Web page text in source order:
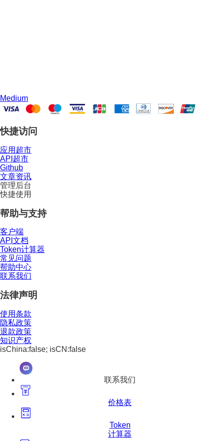
Medium
快捷访问
应用超市
API超市
Github
文章资讯
管理后台
快捷使用
帮助与支持
客户端
API文档
Token计算器
常见问题
帮助中心
联系我们
法律声明
使用条款
隐私政策
退款政策
知识产权
isChina:false; isCN:false
联系我们
价格表
Token
计算器